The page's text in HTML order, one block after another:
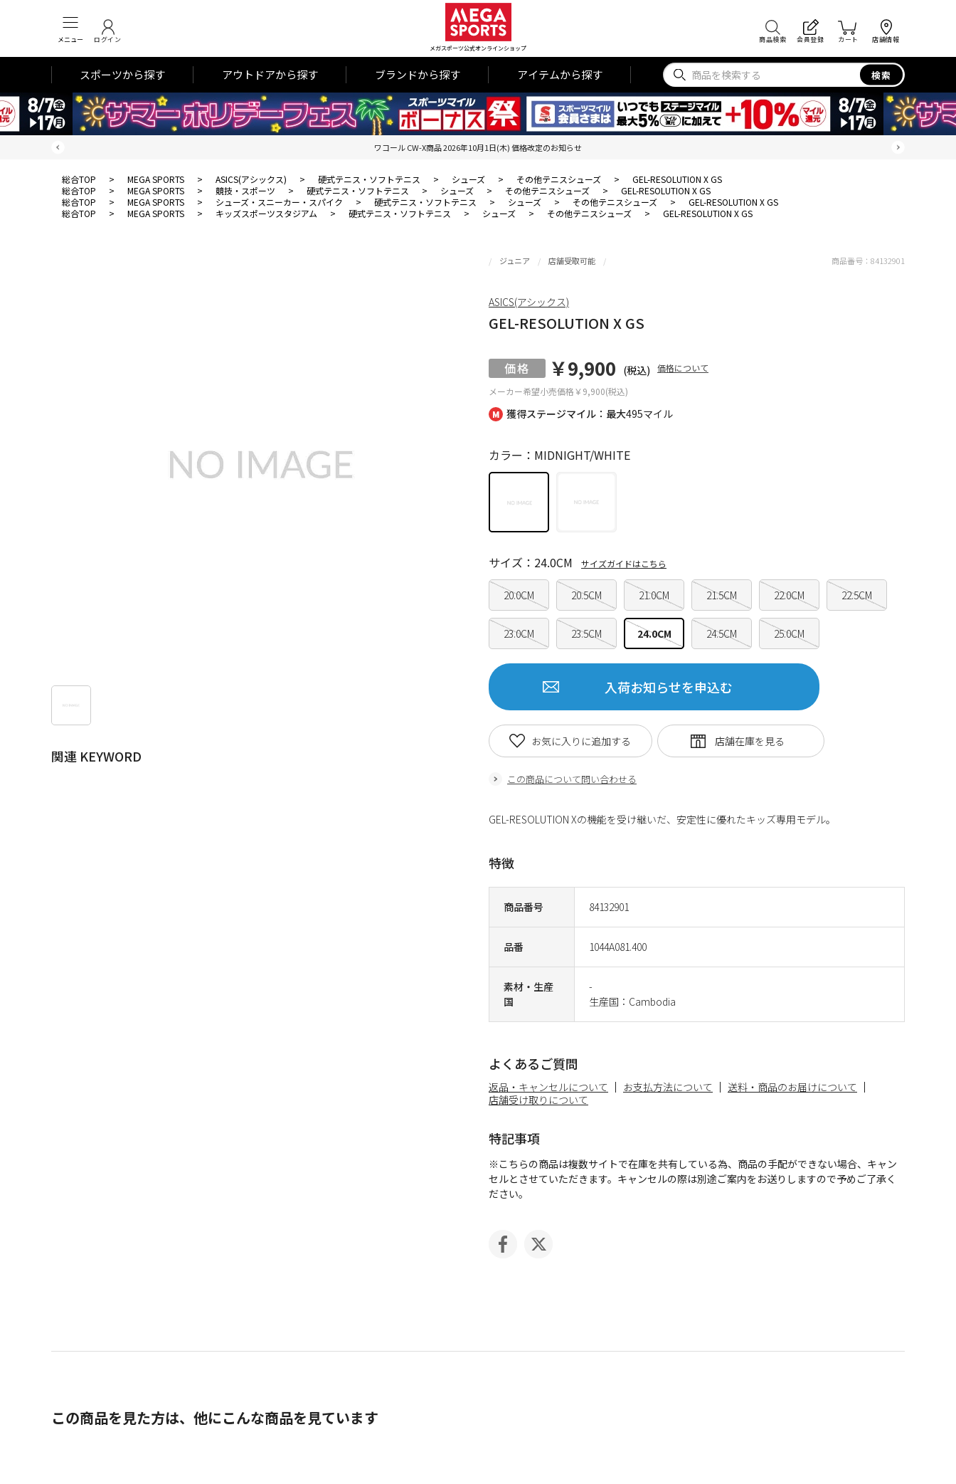
メニュー ログイン
メガスポーツ公式オンラインショップ
商品検索 会員登録 カート 店舗情報
スポーツから探す アウトドアから探す ブランドから探す アイテムから探す 検索
ワコール CW-X商品 2026年10月1日(木) 価格改定のお知らせ
総合TOP > MEGA SPORTS > ASICS(アシックス) > 硬式テニス・ソフトテニス > シューズ > その他テニスシューズ >
GEL-RESOLUTION X GS
総合TOP
> MEGA SPORTS > 競技・スポーツ > 硬式テニス・ソフトテニス > シューズ > その他テニスシューズ >
GEL-RESOLUTION X GS
総合TOP
> MEGA SPORTS > シューズ・スニーカー・スパイク > 硬式テニス・ソフトテニス > シューズ > その他テニスシューズ >
GEL-RESOLUTION X GS
総合TOP
> MEGA SPORTS > キッズスポーツスタジアム > 硬式テニス・ソフトテニス > シューズ > その他テニスシューズ > GEL-RESOLUTION X GS
関連 KEYWORD
獲得ステージマイル：最大495マイル
ジュニア 店舗受取可能
GEL-RESOLUTION X GS
メーカー希望小売価格￥9,900(税込)
￥9,900 (税込) 価格について
商品番号 84132901
品番 1044A081.400
素材・生産
国
-
生産国：Cambodia
カラー：MIDNIGHT/WHITE
20.0CM 20.5CM 21.0CM 21.5CM 22.0CM 22.5CM
23.0CM 23.5CM 24.0CM 24.5CM 25.0CM
サイズ：24.0CM サイズガイドはこちら
入荷お知らせを申込む
この商品について問い合わせる
お気に入りに追加する
商品番号： 84132901
ASICS(アシックス)
GEL-RESOLUTION Xの機能を受け継いだ、安定性に優れたキッズ専用モデル。
特徴
よくあるご質問
返品・キャンセルについて お支払方法について
送料・商品のお届けについて
店舗受け取りについて
特記事項
※こちらの商品は複数サイトで在庫を共有している為、商品の手配ができない場合、キャン
セルとさせていただきます。キャンセルの際は別途ご案内をお送りしますので予めご了承く
ださい。
この商品を見た方は、他にこんな商品を見ています